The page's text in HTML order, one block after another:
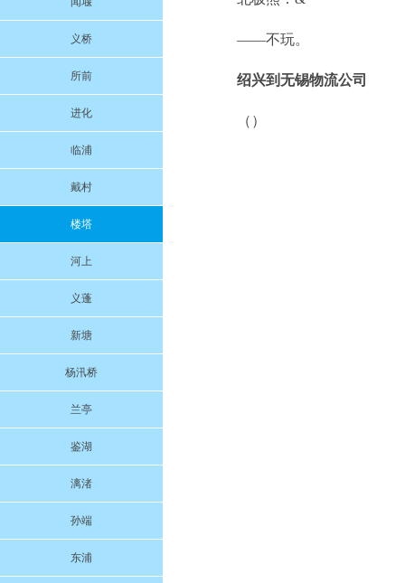
义桥
所前
进化
临浦
戴村
楼塔
河上
义蓬
新塘
杨汛桥
兰亭
鉴湖
漓渚
孙端
东浦
——不玩。
绍兴到无锡物流公司
（）